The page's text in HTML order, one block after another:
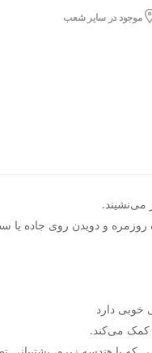
موجود در سایر شعب